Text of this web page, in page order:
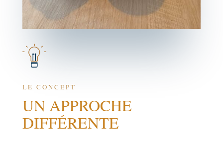
LE CONCEPT
UN APPROCHE
DIFFÉRENTE